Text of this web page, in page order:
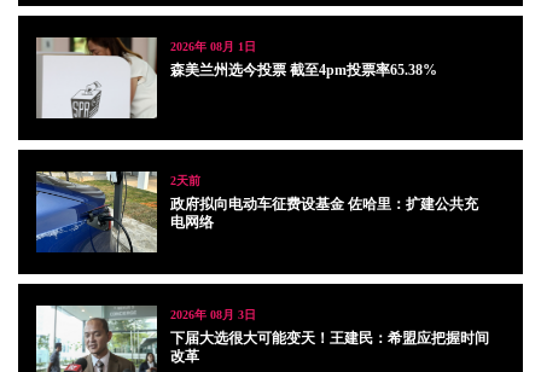
2026年 08月 1日
森美兰州选今投票 截至4pm投票率65.38%
2天前
政府拟向电动车征费设基金 佐哈里：扩建公共充
电网络
2026年 08月 3日
下届大选很大可能变天！王建民：希盟应把握时间
改革